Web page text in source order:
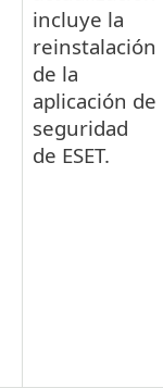
incluye la
reinstalación
de la
aplicación de
seguridad
de ESET.